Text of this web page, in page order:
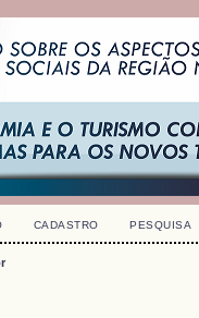
CADASTRO PESQUISA